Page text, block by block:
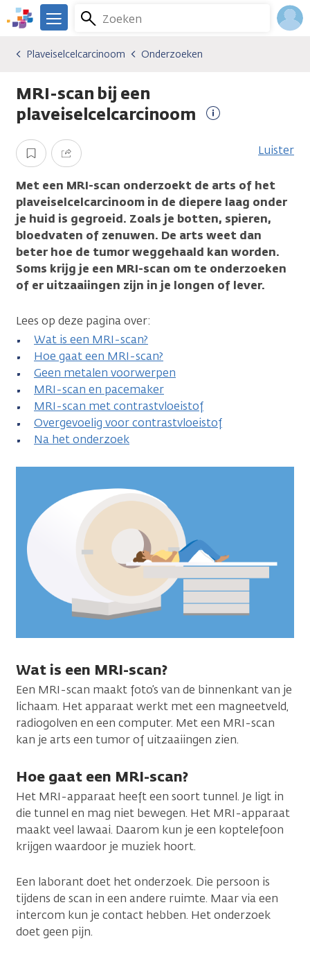
Overslaan
en
gaan
We
er
je.
Kanker.nl
Zoeken
Menu
Kankersoorten
Plaveiselcelcarcinoom
Onderzoeken
Plaveiselcelcarcinoom Onderzoeken
MRI-scan bij een
plaveiselcelcarcinoom
informatie
Opslaan Delen Luister
Met een MRI-scan onderzoekt de arts of het
plaveiselcelcarcinoom in de diepere laag onder
je huid is gegroeid. Zoals je botten, spieren,
bloedvaten of zenuwen. De arts weet dan
beter hoe de tumor weggehaald kan worden.
Soms krijg je een MRI-scan om te onderzoeken
of er uitzaaiingen zijn in je longen of lever.
Lees op deze pagina over:
Wat is een MRI-scan?
Hoe gaat een MRI-scan?
Geen metalen voorwerpen
MRI-scan en pacemaker
MRI-scan met contrastvloeistof
Overgevoelig voor contrastvloeistof
Na het onderzoek
Wat is een MRI-scan?
Een MRI-scan maakt foto’s van de binnenkant van je
lichaam. Het apparaat werkt met een magneetveld,
radiogolven en een computer. Met een MRI-scan
kan je arts een tumor of uitzaaiingen zien.
Hoe gaat een MRI-scan?
Het MRI-apparaat heeft een soort tunnel. Je ligt in
die tunnel en mag niet bewegen. Het MRI-apparaat
maakt veel lawaai. Daarom kun je een koptelefoon
krijgen waardoor je muziek hoort.
Een laborant doet het onderzoek. Die persoon is
tijdens de scan in een andere ruimte. Maar via een
intercom kun je contact hebben. Het onderzoek
doet geen pijn.